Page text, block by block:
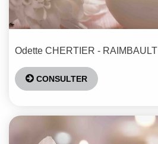
Odette CHERTIER - RAIMBAULT
CONSULTER